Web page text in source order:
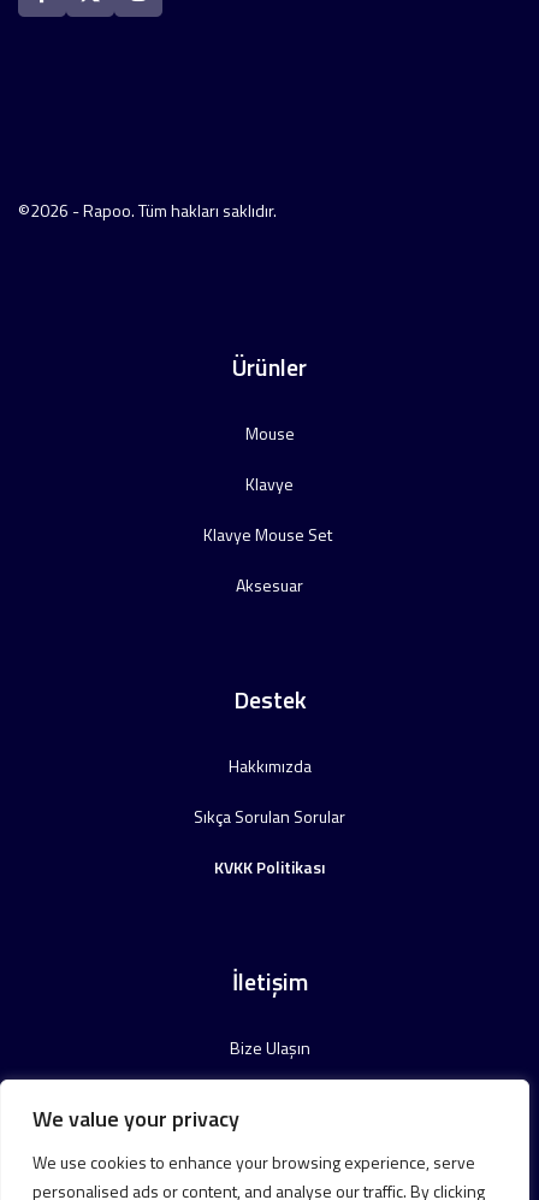
We value your privacy
We use cookies to enhance your browsing experience, serve
personalised ads or content, and analyse our traffic. By clicking
©2026 - Rapoo. Tüm hakları saklıdır.
Ürünler
Mouse
Klavye
Klavye Mouse Set
Aksesuar
Destek
Hakkımızda
Sıkça Sorulan Sorular
KVKK Politikası
İletişim
Bize Ulaşın